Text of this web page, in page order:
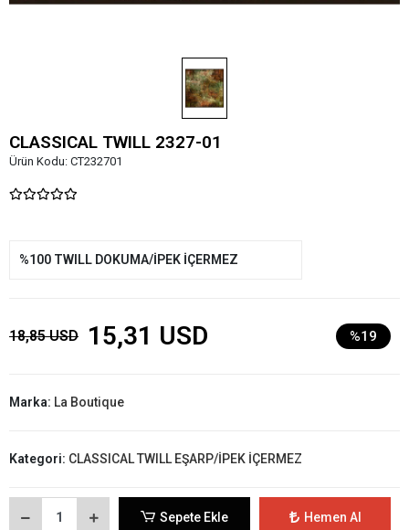
CLASSICAL TWILL 2327-01
Ürün Kodu: CT232701
%100 TWILL DOKUMA/İPEK İÇERMEZ
18,85 USD 15,31 USD %19
Marka: La Boutique
Kategori: CLASSICAL TWILL EŞARP/İPEK İÇERMEZ
Sepete Ekle Hemen Al